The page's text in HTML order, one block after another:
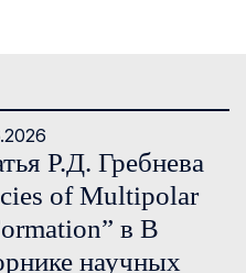
Р.Д. Гребнева
of Multipolar
в В
научных